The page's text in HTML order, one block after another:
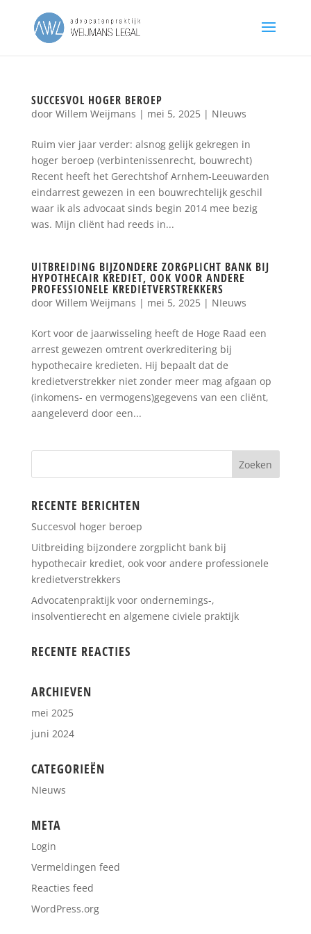
SUCCESVOL HOGER BEROEP
door Willem Weijmans | mei 5, 2025| NIeuws
Ruim vier jaar verder: alsnog gelijk gekregen in
hoger beroep (verbintenissenrecht, bouwrecht)
Recent heeft het Gerechtshof Arnhem-Leeuwarden
eindarrest gewezen in een bouwrechtelijk geschil
waar ik als advocaat sinds begin 2014 mee bezig
was. Mijn cliënt had reeds in...
UITBREIDING BIJZONDERE ZORGPLICHT BANK BIJ
HYPOTHECAIR KREDIET, OOK VOOR ANDERE
PROFESSIONELE KREDIETVERSTREKKERS
door Willem Weijmans | mei 5, 2025| NIeuws
Kort voor de jaarwisseling heeft de Hoge Raad een
arrest gewezen omtrent overkreditering bij
hypothecaire kredieten. Hij bepaalt dat de
kredietverstrekker niet zonder meer mag afgaan op
(inkomens- en vermogens)gegevens van een cliënt,
aangeleverd door een...
RECENTE BERICHTEN
Succesvol hoger beroep
Uitbreiding bijzondere zorgplicht bank bij
hypothecair krediet, ook voor andere professionele
kredietverstrekkers
Advocatenpraktijk voor ondernemings-,
insolventierecht en algemene civiele praktijk
RECENTE REACTIES
ARCHIEVEN
mei 2025
juni 2024
CATEGORIEËN
NIeuws
META
Login
Vermeldingen feed
Reacties feed
WordPress.org